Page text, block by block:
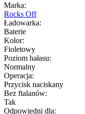
Marka:
Rocks Off
Ładowarka:
Baterie
Kolor:
Fioletowy
Poziom hałasu:
Normalny
Operacja:
Przycisk naciskany
Bez ftalanów:
Tak
Odpowiedni dla: